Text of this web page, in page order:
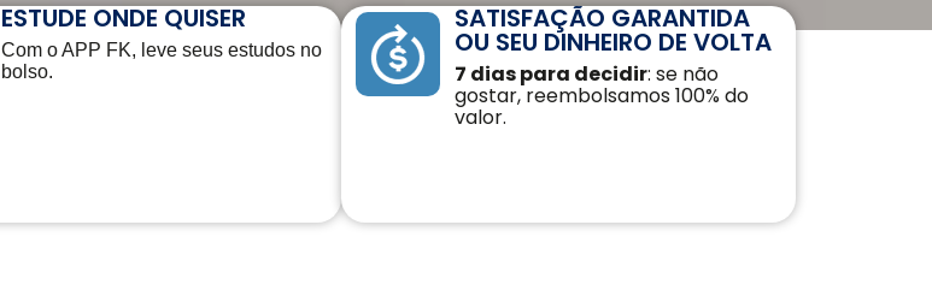
ESTUDE ONDE QUISER
Com o APP FK, leve seus estudos no
bolso.
SATISFAÇÃO GARANTIDA
OU SEU DINHEIRO DE VOLTA
7 dias para decidir: se não
gostar, reembolsamos 100% do
valor.